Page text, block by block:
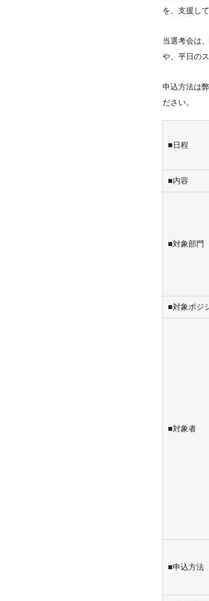
を、支援し
当選考会は
や、平日の
申込方法は
ださい。
■日程
■内容
■対象部門
■対象ポジ
■対象者
■申込方法